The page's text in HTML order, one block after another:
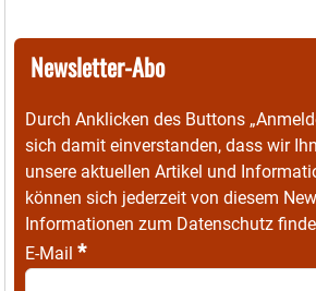
Newsletter-Abo
Durch Anklicken des Buttons
sich damit einverstanden, dass wir
unsere aktuellen Artikel und
können sich jederzeit von diesem
Informationen zum Datenschutz
E-Mail *